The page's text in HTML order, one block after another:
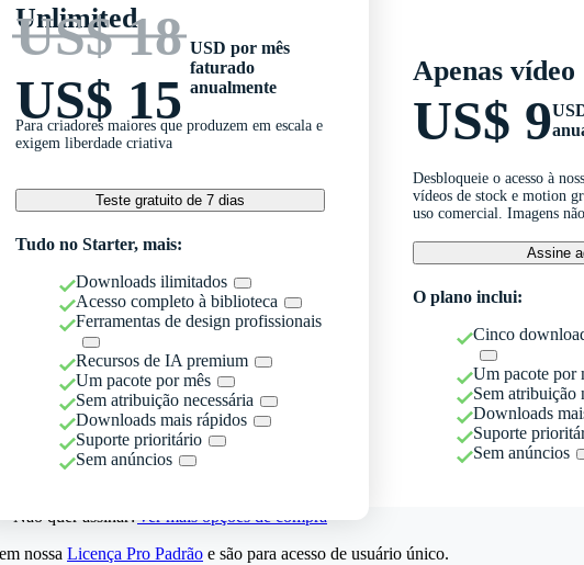
Unlimited
US$ 18
US$ 15
USD por mês
faturado
anualmente
Para criadores maiores que produzem em escala e
exigem liberdade criativa
Teste gratuito de 7 dias
Tudo no Starter, mais:
Downloads ilimitados
Acesso completo à biblioteca
Ferramentas de design profissionais
Recursos de IA premium
Um pacote por mês
Sem atribuição necessária
Downloads mais rápidos
Suporte prioritário
Sem anúncios
Apenas vídeo
US$ 9
Desbloqueie o acesso à
vídeos de stock e motion
uso comercial. Imagens
Assine
O plano inclui:
Cinco
Um pacote por
Sem atribuição
Downloads
Suporte
Sem anúncios
Não quer assinar?Ver mais opções de compra
nossa Licença Pro Padrão e são para acesso de usuário único.